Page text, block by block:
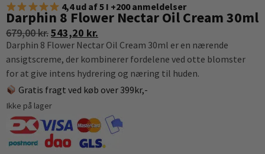
4,4 ud af 5 I +200 anmeldelser
Darphin 8 Flower Nectar Oil Cream 30ml
679,00kr.543,20 kr.
Darphin 8 Flower Nectar Oil Cream 30ml er en nærende
ansigtscreme, der kombinerer fordelene ved otte blomster
for at give intens hydrering og næring til huden.
Gratis fragt ved køb over 399kr,-
Ikke på lager